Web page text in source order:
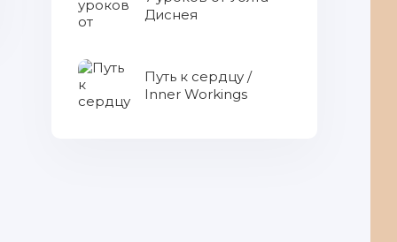
Диснея
Путь к сердцу /
Inner Workings